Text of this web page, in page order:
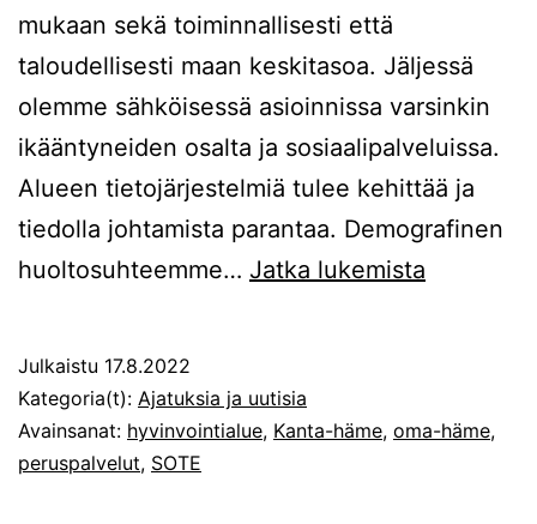
mukaan sekä toiminnallisesti että
taloudellisesti maan keskitasoa. Jäljessä
olemme sähköisessä asioinnissa varsinkin
ikääntyneiden osalta ja sosiaalipalveluissa.
Alueen tietojärjestelmiä tulee kehittää ja
tiedolla johtamista parantaa. Demografinen
huoltosuhteemme… Jatka lukemista
Julkaistu 17.8.2022
Kategoria(t): Ajatuksia ja uutisia
Avainsanat: hyvinvointialue, Kanta-häme, oma-häme,
peruspalvelut, SOTE